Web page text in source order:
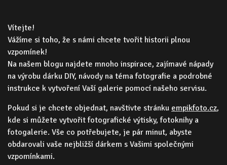
Vítejte!
Vážíme si toho, že s námi chcete tvořit historii plnou
vzpomínek!
Na našem blogu najdete mnoho inspirace, zajímavé nápady
na výrobu dárku DIY, návody na téma fotografie a podrobné
instrukce k vytvoření Vaší galerie pomocí našeho servisu.
Pokud si je chcete objednat, navštivte stránku empikfoto.cz,
kde si můžete vytvořit fotografické výtisky, fotoknihy a
fotogalerie. Vše co potřebujete, je pár minut, abyste
obdarovali vaše nejbližší dárkem s Vašimi společnými
vzpomínkami.